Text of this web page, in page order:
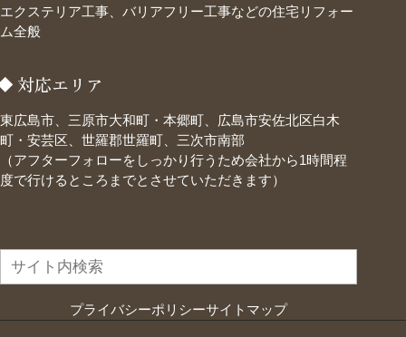
エクステリア工事、バリアフリー工事などの住宅リフォー
ム全般
対応エリア
東広島市、三原市大和町・本郷町、広島市安佐北区白木
町・安芸区、世羅郡世羅町、三次市南部
（アフターフォローをしっかり行うため会社から1時間程
度で行けるところまでとさせていただきます）
プライバシーポリシーサイトマップ